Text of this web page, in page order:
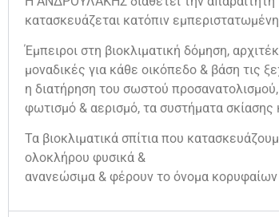
κατασκευάζεται κατόπιν
Έμπειροι στη βιοκλιματική δόμηση,
μοναδικές για κάθε οικόπεδο & βάση τις
η διατήρηση του σωστού
φωτισμό & αερισμό, τα συστήματα σκίασης
Τα βιοκλιματικά σπίτια που
ολοκλήρου φυσικά &
ανανεώσιμα & φέρουν το όνομα